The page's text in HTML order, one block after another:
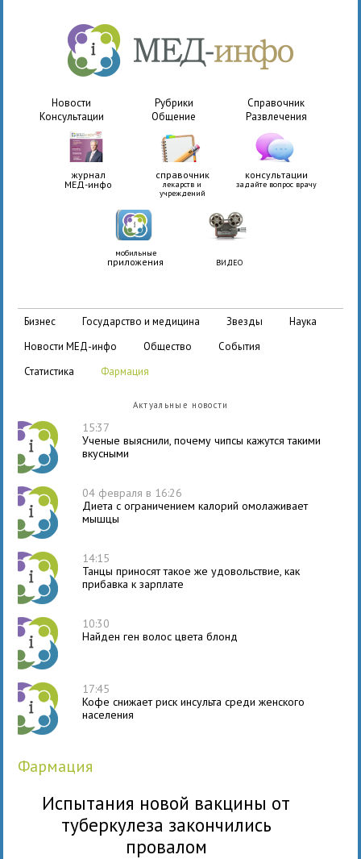
Новости Рубрики
Справочник
Консультации
Общение Развлечения
журнал
МЕД-инфо
справочник
лекарств и
учреждений
консультации
задайте вопрос врачу
мобильные
приложения ВИДЕО
бизнес государство и медицина звезды
наука
новости МЕД-инфо
общество
события
статистика
фармация
Актуальные новости
15:37
Ученые выяснили, почему чипсы кажутся такими
вкусными
04 февраля в 16:26
Диета с ограничением калорий омолаживает
мышцы
14:15
Танцы приносят такое же удовольствие, как
прибавка к зарплате
10:30
Найден ген волос цвета блонд
17:45
Кофе снижает риск инсульта среди женского
населения
фармация
Испытания новой вакцины от
туберкулеза закончились
провалом